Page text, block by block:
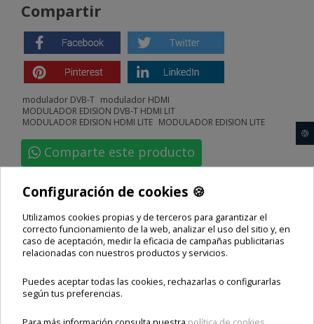
Compartir
modulador DVB-T modulador HDMI
MODULADOR EDISION DVB-T HDMI LIT
MODULADOR EDISION HDMI LITE MODULADOR EDISION LITE
Comparte este producto
ESTOS PRODUCTOS TE
PUEDEN INTERESAR
Configuración de cookies 🍪
Utilizamos cookies propias y de terceros para garantizar el
correcto funcionamiento de la web, analizar el uso del sitio y, en
caso de aceptación, medir la eficacia de campañas publicitarias
relacionadas con nuestros productos y servicios.
Puedes aceptar todas las cookies, rechazarlas o configurarlas
según tus preferencias.
🍪